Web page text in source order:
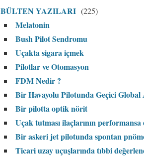
BÜLTEN YAZILARI (225)
Melatonin
Bush Pilot Sendromu
Uçakta sigara içmek
Pilotlar ve Otomasyon
FDM Nedir ?
Bir Havayolu Pilotunda Geçici
Bir pilotta optik nörit
Uçak tutması ilaçlarının performansa
Bir askeri jet pilotunda spontan
Ticari uzay uçuşlarında tıbbi